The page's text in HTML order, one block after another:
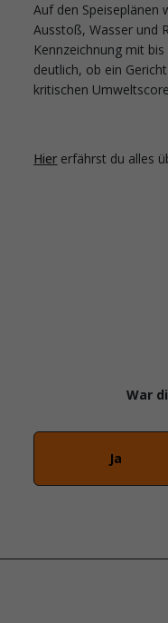
Auf den Speiseplänen
Ausstoß, Wasser und
Kennzeichnung mit
deutlich, ob ein
kritischen
Hier erfährst du alles
War
Ja